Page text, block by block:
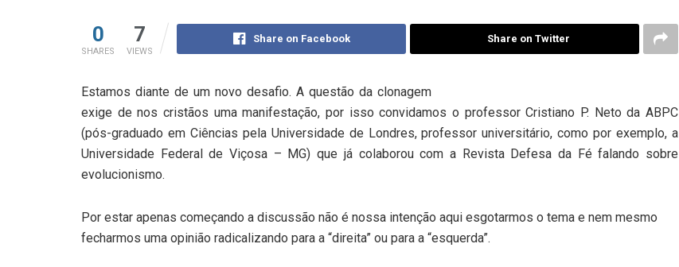
0
SHARES
7
VIEWS
Share on Facebook Share on Twitter
Estamos diante de um novo desafio. A questão da clonagem
exige de nos cristãos uma manifestação, por isso convidamos o professor Cristiano P. Neto da ABPC
(pós-graduado em Ciências pela Universidade de Londres, professor universitário, como por exemplo, a
Universidade Federal de Viçosa – MG) que já colaborou com a Revista Defesa da Fé falando sobre
evolucionismo.
Por estar apenas começando a discussão não é nossa intenção aqui esgotarmos o tema e nem mesmo
fecharmos uma opinião radicalizando para a “direita” ou para a “esquerda”.